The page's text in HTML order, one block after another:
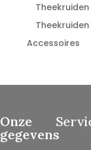
Theekruiden
Theekruiden
Accessoires
Onze
gegevens